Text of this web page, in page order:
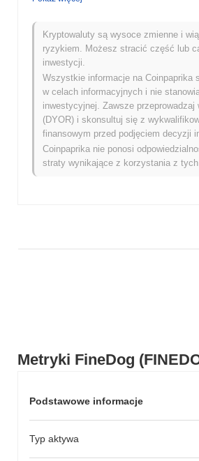
Metryki FineDog
Podstawowe informacje
Typ aktywa
Jaka jest historia zakresu cen
Najwyższy Poziom Historyczny (ATH):
Najniższy Poziom Historyczny (ATL):
zł
FineDog jest obecnie notowany
Jak FineDog radzi sobie w
rynkiem kryptowalut?
W ciągu ostatnich 7 dni FineDog zyskał
wyniki niż ogólny rynek kryptowalut który
0.10%. Wskazuje to na tymczasowe
FINEDOG w stosunku do szerszego
Kryptowaluty są wysoce zmienne i
ryzykiem. Możesz stracić część lub
inwestycji.
Wszystkie informacje na Coinpaprika
w celach informacyjnych i nie
inwestycyjnej. Zawsze przeprowadzaj
(DYOR) i skonsultuj się z
finansowym przed podjęciem decyzji
Coinpaprika nie ponosi
straty wynikające z korzystania z tych